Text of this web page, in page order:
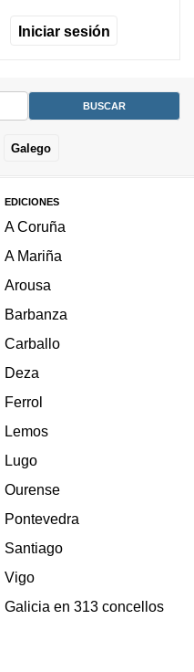
Iniciar sesión
Galego
EDICIONES
A Coruña
A Mariña
Arousa
Barbanza
Carballo
Deza
Ferrol
Lemos
Lugo
Ourense
Pontevedra
Santiago
Vigo
Galicia en 313 concellos